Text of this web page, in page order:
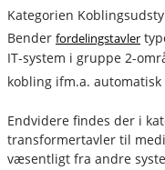
Kategorien
Bender fordelingstavler
IT-system i gruppe 2-
kobling ifm.a. automatisk
Endvidere findes der i
transformertavler til
væsentligt fra andre